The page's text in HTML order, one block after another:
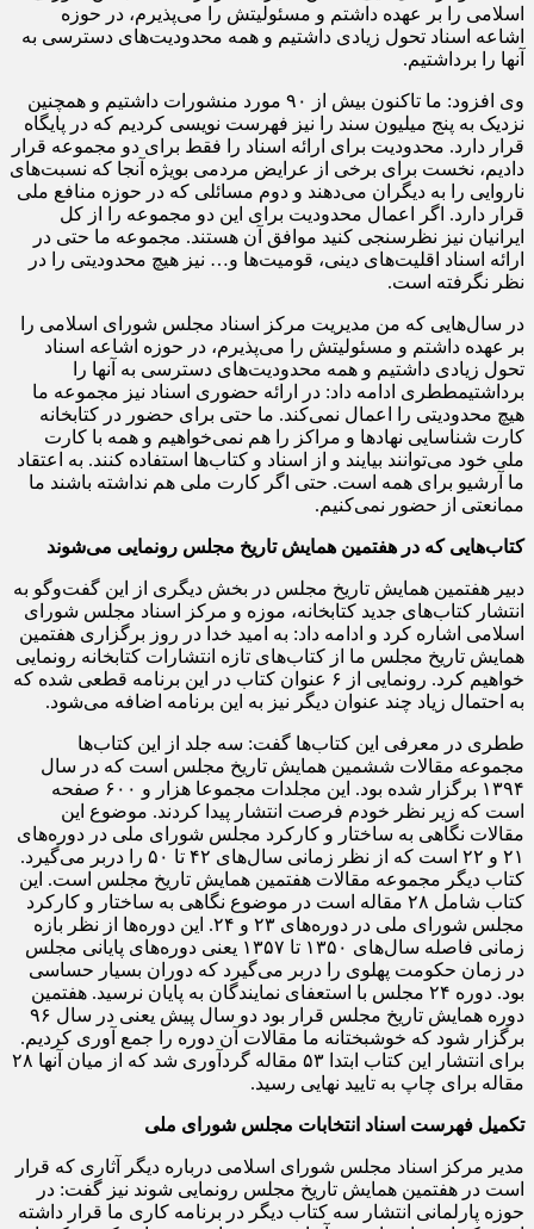
اسلامی را بر عهده داشتم و مسئولیتش را می‌پذیرم، در حوزه
اشاعه اسناد تحول زیادی داشتیم و همه محدودیت‌های دسترسی به
آنها را برداشتیم.
وی افزود: ما تاکنون بیش از ۹۰ مورد منشورات داشتیم و همچنین
نزدیک به پنج میلیون سند را نیز فهرست نویسی کردیم که در پایگاه
قرار دارد. محدودیت برای ارائه اسناد را فقط برای دو مجموعه قرار
دادیم، نخست برای برخی از عرایض مردمی بویژه آنجا که نسبت‌های
ناروایی را به دیگران می‌دهند و دوم مسائلی که در حوزه منافع ملی
قرار دارد. اگر اعمال محدودیت برای این دو مجموعه را از کل
ایرانیان نیز نظرسنجی کنید موافق آن هستند. مجموعه ما حتی در
ارائه اسناد اقلیت‌های دینی، قومیت‌ها و… نیز هیچ محدودیتی را در
نظر نگرفته است.
در سال‌هایی که من مدیریت مرکز اسناد مجلس شورای اسلامی را
بر عهده داشتم و مسئولیتش را می‌پذیرم، در حوزه اشاعه اسناد
تحول زیادی داشتیم و همه محدودیت‌های دسترسی به آنها را
برداشتیمططری ادامه داد: در ارائه حضوری اسناد نیز مجموعه ما
هیچ محدودیتی را اعمال نمی‌کند. ما حتی برای حضور در کتابخانه
کارت شناسایی نهادها و مراکز را هم نمی‌خواهیم و همه با کارت
ملی خود می‌توانند بیایند و از اسناد و کتاب‌ها استفاده کنند. به اعتقاد
ما آرشیو برای همه است. حتی اگر کارت ملی هم نداشته باشند ما
ممانعتی از حضور نمی‌کنیم.
کتاب‌هایی که در هفتمین همایش تاریخ مجلس رونمایی می‌شوند
دبیر هفتمین همایش تاریخ مجلس در بخش دیگری از این گفت‌وگو به
انتشار کتاب‌های جدید کتابخانه، موزه و مرکز اسناد مجلس شورای
اسلامی اشاره کرد و ادامه داد: به امید خدا در روز برگزاری هفتمین
همایش تاریخ مجلس ما از کتاب‌های تازه انتشارات کتابخانه رونمایی
خواهیم کرد. رونمایی از ۶ عنوان کتاب در این برنامه قطعی شده که
به احتمال زیاد چند عنوان دیگر نیز به این برنامه اضافه می‌شود.
ططری در معرفی این کتاب‌ها گفت: سه جلد از این کتاب‌ها
مجموعه مقالات ششمین همایش تاریخ مجلس است که در سال
۱۳۹۴ برگزار شده بود. این مجلدات مجموعا هزار و ۶۰۰ صفحه
است که زیر نظر خودم فرصت انتشار پیدا کردند. موضوع این
مقالات نگاهی به ساختار و کارکرد مجلس شورای ملی در دوره‌های
۲۱ و ۲۲ است که از نظر زمانی سال‌های ۴۲ تا ۵۰ را دربر می‌گیرد.
کتاب دیگر مجموعه مقالات هفتمین همایش تاریخ مجلس است. این
کتاب شامل ۲۸ مقاله است در موضوع نگاهی به ساختار و کارکرد
مجلس شورای ملی در دوره‌های ۲۳ و ۲۴. این دوره‌ها از نظر بازه
زمانی فاصله سال‌های ۱۳۵۰ تا ۱۳۵۷ یعنی دوره‌های پایانی مجلس
در زمان حکومت پهلوی را دربر می‌گیرد که دوران بسیار حساسی
بود. دوره ۲۴ مجلس با استعفای نمایندگان به پایان نرسید. هفتمین
دوره همایش تاریخ مجلس قرار بود دو سال پیش یعنی در سال ۹۶
برگزار شود که خوشبختانه ما مقالات آن دوره را جمع آوری کردیم.
برای انتشار این کتاب ابتدا ۵۳ مقاله گردآوری شد که از میان آنها ۲۸
مقاله برای چاپ به تایید نهایی رسید.
تکمیل فهرست اسناد انتخابات مجلس شورای ملی
مدیر مرکز اسناد مجلس شورای اسلامی درباره دیگر آثاری که قرار
است در هفتمین همایش تاریخ مجلس رونمایی شوند نیز گفت: در
حوزه پارلمانی انتشار سه کتاب دیگر در برنامه کاری ما قرار داشته